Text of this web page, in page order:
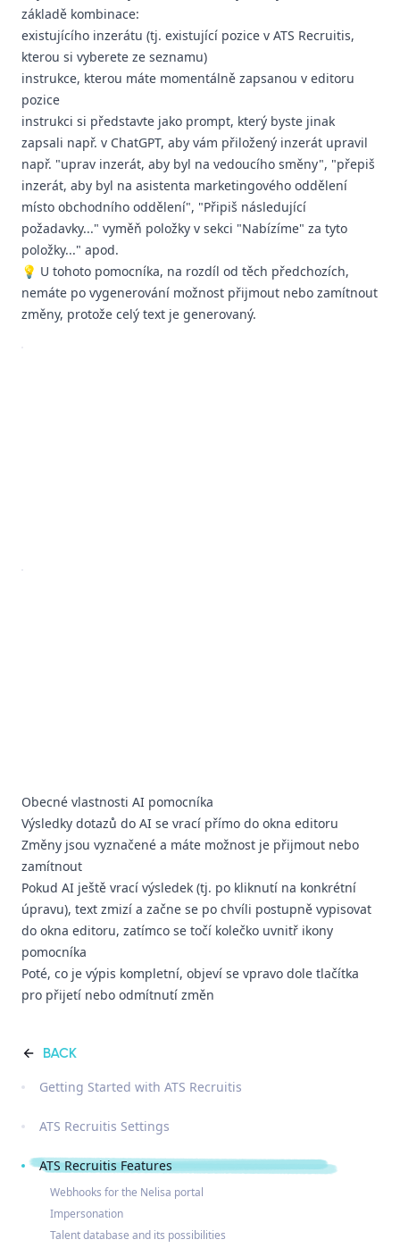
základě kombinace:
existujícího inzerátu (tj. existující pozice v ATS Recruitis,
kterou si vyberete ze seznamu)
instrukce, kterou máte momentálně zapsanou v editoru
pozice
instrukci si představte jako prompt, který byste jinak
zapsali např. v ChatGPT, aby vám přiložený inzerát upravil
např. "uprav inzerát, aby byl na vedoucího směny", "přepiš
inzerát, aby byl na asistenta marketingového oddělení
místo obchodního oddělení", "Připiš následující
požadavky..." vyměň položky v sekci "Nabízíme" za tyto
položky..." apod.
💡 U tohoto pomocníka, na rozdíl od těch předchozích,
nemáte po vygenerování možnost přijmout nebo zamítnout
změny, protože celý text je generovaný.
Obecné vlastnosti AI pomocníka
Výsledky dotazů do AI se vrací přímo do okna editoru
Změny jsou vyznačené a máte možnost je přijmout nebo
zamítnout
Pokud AI ještě vrací výsledek (tj. po kliknutí na konkrétní
úpravu), text zmizí a začne se po chvíli postupně vypisovat
do okna editoru, zatímco se točí kolečko uvnitř ikony
pomocníka
Poté, co je výpis kompletní, objeví se vpravo dole tlačítka
pro přijetí nebo odmítnutí změn
BACK
Getting Started with ATS Recruitis
ATS Recruitis Settings
ATS Recruitis Features
Webhooks for the Nelisa portal
Impersonation
Talent database and its possibilities